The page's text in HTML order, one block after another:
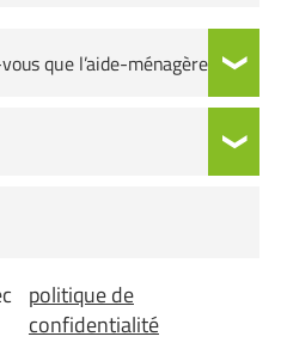
que l’aide-ménagère
politique de
confidentialité